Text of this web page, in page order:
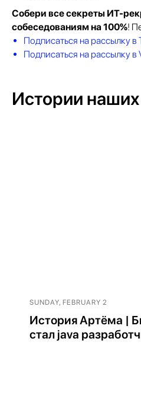
Собери все секреты ИТ-
собеседованиям на 100%!
Подписаться на рассылку в
Подписаться на рассылку в
Истории
SUNDAY, FEBRUARY 2
История Артёма |
стал java
Главная